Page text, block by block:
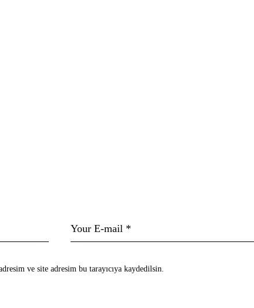
ve site adresim bu tarayıcıya kaydedilsin.